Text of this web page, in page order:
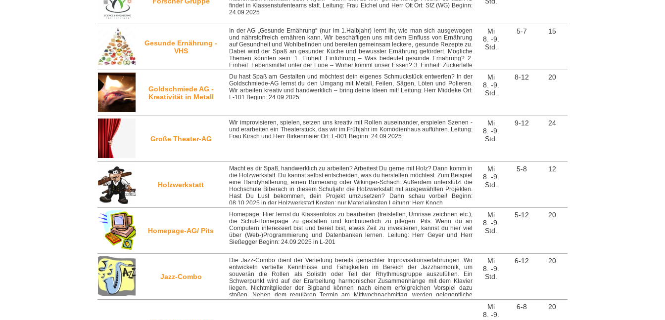
findet in Klassenstufenteams statt. Leitung: Frau Eichel und Herr Ott Ort: SfZ (WG) Beginn:
24.09.2025
Gesunde Ernährung -
VHS
In der AG „Gesunde Ernährung“ (nur im 1.Halbjahr) lernt ihr, wie man sich ausgewogen
und nährstoffreich ernähren kann. Wir beschäftigen uns mit dem Einfluss von Ernährung
auf Gesundheit und Wohlbefinden und bereiten gemeinsam leckere, gesunde Rezepte zu.
Dabei wird der Spaß an gesunder Küche und bewusster Ernährung gefördert. Mögliche
Themen könnten sein: 1. Einheit: Einführung – Was bedeutet gesunde Ernährung? 2.
Einheit: Lebensmittel unter der Lupe – Woher kommt unser Essen? 3. Einheit: Zuckerfalle
– Was steckt wirklich in unseren Getränken? 4. Einheit: Frühstück – Der perfekte Start in
den Tag 5. Einheit: Superhelden-Essen – Nährstoffe verständlich erklärt 6. Einheit: Selbst
kochen macht Spaß – Gesunde Snacks für zwischendurch 7. Einheit: Bewegung &
Ernährung – Ein starkes Team 8. Einheit: Mittagessen – Wie sieht ein gesundes
Mittagessen aus? 9. Einheit: Süßigkeiten – Gesunde Alternativen selber machen 10.
13. Einheit: Abschlussparty – Gesund feiern und ins neue Jahr starten! Leitung: Frau
Göpper Ansprechpartner: Herr Welser Beginn: 24.09.2025 - nur im 1.Halbjahr Ort: Z-105
Mi
8. -9.
Std.
5-7 15
Goldschmiede AG -
Kreativität in Metall
Du hast Spaß am Gestalten und möchtest dein eigenes Schmuckstück entwerfen? In der
Goldschmiede-AG lernst du den Umgang mit Metall, Feilen, Sägen, Löten und Polieren.
Wir arbeiten kreativ und handwerklich – bring deine Ideen mit! Leitung: Herr Middeke Ort:
L-101 Beginn: 24.09.2025
Mi
8. -9.
Std.
8-12 20
Große Theater-AG
Wir improvisieren, spielen, setzen uns kreativ mit Rollen auseinander, erspielen Szenen -
und erarbeiten ein Theaterstück, das wir im Frühjahr im Komödienhaus aufführen. Leitung:
Frau Kirsch und Herr Birkenmaier Ort: L-001 Beginn: 24.09.2025
Mi
8. -9.
Std.
9-12 24
Holzwerkstatt
Macht es dir Spaß, handwerklich zu arbeiten? Arbeitest Du gerne mit Holz? Dann komm in
die Holzwerkstatt. Du kannst selbst entscheiden, was du herstellen möchtest. Zum Beispiel
eine Handyhalterung, einen Bumerang oder Wikinger-Schach. Außerdem unterstützt die
Hochschule Biberach in diesem Schuljahr die Holzwerkstatt mit ausgewählten Projekten.
Hast Du Lust bekommen, dein Projekt umzusetzen? Dann schau vorbei! Beginn:
08.10.2025 in der Holzwerkstatt Kosten: nur Materialkosten Leitung: Herr Knoch
Mi
8. -9.
Std.
5-8 12
Homepage-AG/ Pits
Homepage: Hier lernst du Klassenfotos zu bearbeiten (freistellen, Umrisse zeichnen etc.),
die Schul-Homepage zu gestalten und kontinuierlich zu pflegen. Pits: Wenn du an
Computern interessiert bist und bereit bist, etwas Zeit zu investieren, kannst du hier viel
über (Web-)Programmierung und Datenbanken lernen. Leitung: Herr Geyer und Herr
Sießegger Beginn: 24.09.2025 in L-201
Mi
8. -9.
Std.
5-12 20
Jazz-Combo
Die Jazz-Combo dient der Vertiefung bereits gemachter Improvisationserfahrungen. Wir
entwickeln vertiefte Kenntnisse und Fähigkeiten im Bereich der Jazzharmonik, um
souverän die Rollen als SolistIn oder Teil der Rhythmusgruppe auszufüllen. Ein
Schwerpunkt wird auf der Erarbeitung harmonischer Zusammenhänge mit dem Klavier
liegen. Nichtmitglieder der Bigband können nach einem erfolgreichen Vorspiel dazu
stoßen. Neben dem regulären Termin am Mittwochnachmittag, werden gelegentliche
Proben am Freitagnachmittag zur Intensivierung stattfinden. Beginn: 24.09.25 Leitung:
Mi
8. -9.
Std.
6-12 20
Mi
8. -9.
6-8 20